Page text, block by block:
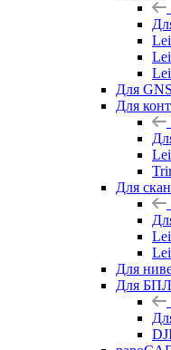
Для
Для
Для
Для
Для